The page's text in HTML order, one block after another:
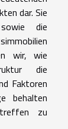
dar. Sie
die
wir, wie
die
Faktoren
behalten
zu